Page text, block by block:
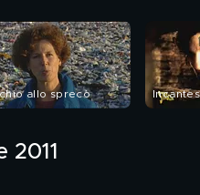
allo spreco
2011